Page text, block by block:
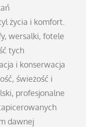
życia i komfort.
wersalki, fotele
tych
i konserwacja
świeżość i
profesjonalne
dawnej